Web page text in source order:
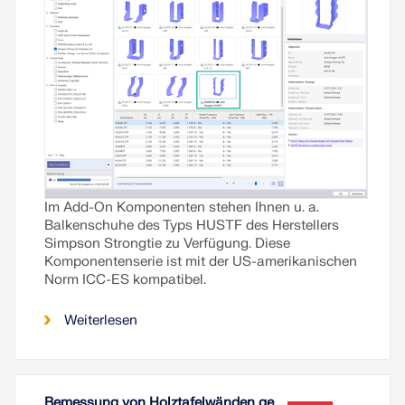
Im Add-On Komponenten stehen Ihnen u. a.
Balkenschuhe des Typs HUSTF des Herstellers
Simpson Strongtie zu Verfügung. Diese
Komponentenserie ist mit der US-amerikanischen
Norm ICC-ES kompatibel.
Weiterlesen